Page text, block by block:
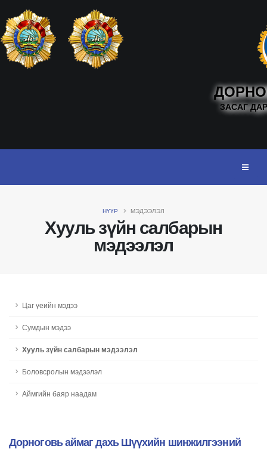
ЗАСАГ
Хууль зүйн салбарын
мэдээлэл
НҮҮР МЭДЭЭЛЭЛ
Цаг үеийн мэдээ
Сумдын мэдээ
Хууль зүйн салбарын мэдээлэл
Боловсролын мэдээлэл
Аймгийн баяр наадам
Дорноговь аймаг дахь Шүүхийн шинжилгээний